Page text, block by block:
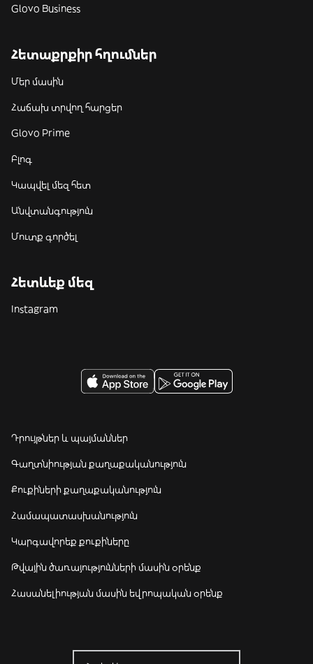
Glovo Business
Հետաքրքիր հղումներ
Մեր մասին
Հաճախ տրվող հարցեր
Glovo Prime
Բլոգ
Կապվել մեզ հետ
Անվտանգություն
Մուտք գործել
Հետևեք մեզ
Instagram
Դրույթներ և պայմաններ
Գաղտնիության քաղաքականություն
Քուքիների քաղաքականություն
Համապատասխանություն
Կարգավորեք քուքիները
Թվային ծառայությունների մասին օրենք
Հասանելիության մասին եվրոպական օրենք